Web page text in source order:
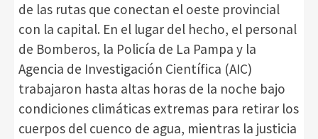
de las rutas que conectan el oeste provincial
con la capital. En el lugar del hecho, el personal
de Bomberos, la Policía de La Pampa y la
Agencia de Investigación Científica (AIC)
trabajaron hasta altas horas de la noche bajo
condiciones climáticas extremas para retirar los
cuerpos del cuenco de agua, mientras la justicia